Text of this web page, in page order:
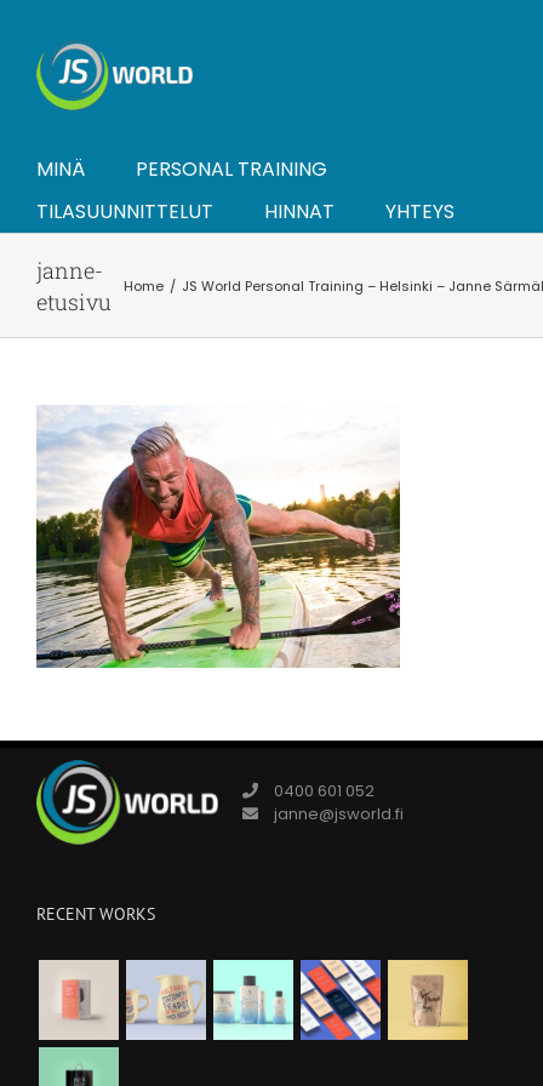
content
MINÄ
PERSONAL TRAINING
TILASUUNNITTELUT
HINNAT YHTEYS
janne-
etusivu
Home JS World Personal Training – Helsinki – Janne
0400 601 052
janne@jsworld.fi
RECENT WORKS